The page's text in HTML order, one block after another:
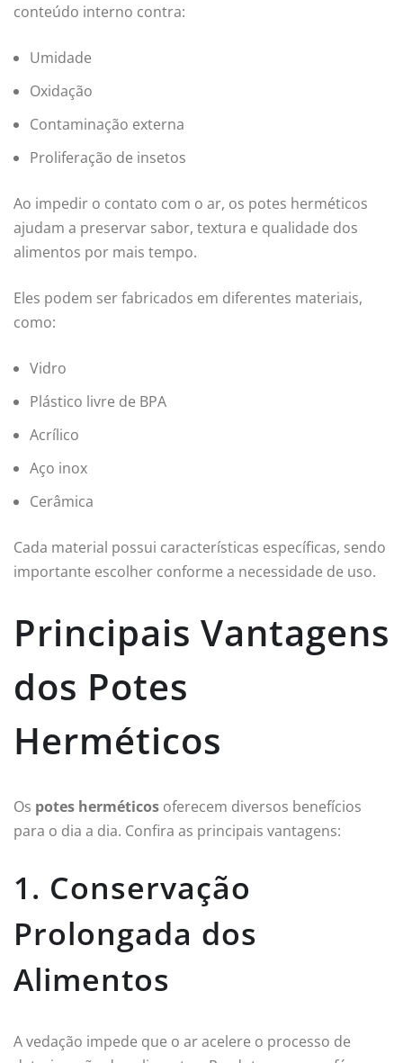
conteúdo interno contra:
Umidade
Oxidação
Contaminação externa
Proliferação de insetos
Ao impedir o contato com o ar, os potes herméticos
ajudam a preservar sabor, textura e qualidade dos
alimentos por mais tempo.
Eles podem ser fabricados em diferentes materiais,
como:
Vidro
Plástico livre de BPA
Acrílico
Aço inox
Cerâmica
Cada material possui características específicas, sendo
importante escolher conforme a necessidade de uso.
Principais Vantagens
dos Potes
Herméticos
Os potes herméticos oferecem diversos benefícios
para o dia a dia. Confira as principais vantagens:
1. Conservação
Prolongada dos
Alimentos
A vedação impede que o ar acelere o processo de